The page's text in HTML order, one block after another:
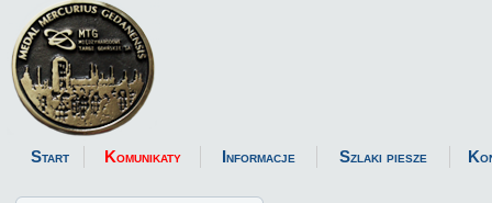
Start Komunikaty Informacje Szlaki piesze